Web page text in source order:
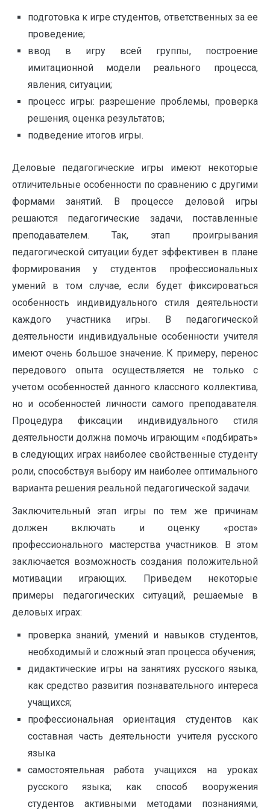
подготовка к игре студентов, ответственных за ее
проведение;
ввод в игру всей группы, построение
имитационной модели реального процесса,
явления, ситуации;
процесс игры: разрешение проблемы, проверка
решения, оценка результатов;
подведение итогов игры.
Деловые педагогические игры имеют некоторые
отличительные особенности по сравнению с другими
формами занятий. В процессе деловой игры
решаются педагогические задачи, поставленные
преподавателем. Так, этап проигрывания
педагогической ситуации будет эффективен в плане
формирования у студентов профессиональных
умений в том случае, если будет фиксироваться
особенность индивидуального стиля деятельности
каждого участника игры. В педагогической
деятельности индивидуальные особенности учителя
имеют очень большое значение. К примеру, перенос
передового опыта осуществляется не только с
учетом особенностей данного классного коллектива,
но и особенностей личности самого преподавателя.
Процедура фиксации индивидуального стиля
деятельности должна помочь играющим «подбирать»
в следующих играх наиболее свойственные студенту
роли, способствуя выбору им наиболее оптимального
варианта решения реальной педагогической задачи.
Заключительный этап игры по тем же причинам
должен включать и оценку «роста»
профессионального мастерства участников. В этом
заключается возможность создания положительной
мотивации играющих. Приведем некоторые
примеры педагогических ситуаций, решаемые в
деловых играх:
проверка знаний, умений и навыков студентов,
необходимый и сложный этап процесса обучения;
дидактические игры на занятиях русского языка,
как средство развития познавательного интереса
учащихся;
профессиональная ориентация студентов как
составная часть деятельности учителя русского
языка
самостоятельная работа учащихся на уроках
русского языка; как способ вооружения
студентов активными методами познаниями,